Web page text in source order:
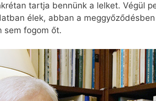
tartja bennünk a lelket. Végül
élek, abban a
sem fogom őt.